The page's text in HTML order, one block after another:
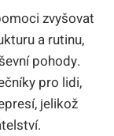
zvyšovat
a rutinu,
pohody.
pro lidi,
jelikož